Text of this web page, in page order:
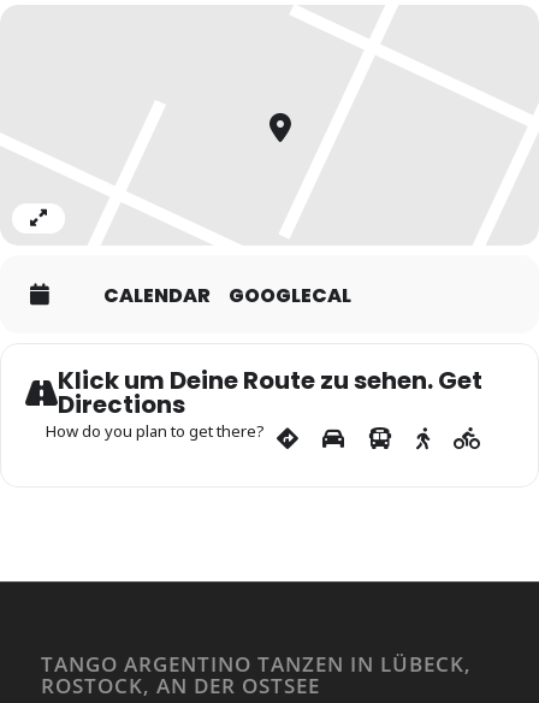
CALENDAR GOOGLECAL
Klick um Deine Route zu sehen. Get
Directions
How do you plan to get there?
TANGO ARGENTINO TANZEN IN LÜBECK,
ROSTOCK, AN DER OSTSEE